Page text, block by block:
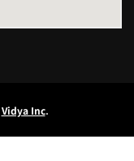
Vidya Inc.